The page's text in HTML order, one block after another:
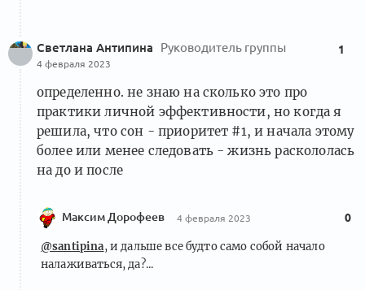
Светлана Антипина Руководитель группы
4 февраля 2023
1
определенно. не знаю на сколько это про
практики личной эффективности, но когда я
решила, что сон - приоритет #1, и начала этому
более или менее следовать - жизнь раскололась
на до и после
Максим Дорофеев 4 февраля 2023 0
@santipina, и дальше все будто само собой начало
налаживаться, да?...